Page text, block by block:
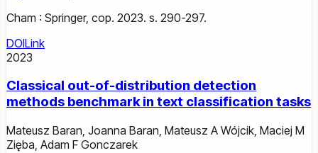
Cham : Springer, cop. 2023. s. 290-297.
DOILink
2023
Classical out-of-distribution detection
methods benchmark in text classification tasks
Mateusz Baran, Joanna Baran, Mateusz A Wójcik, Maciej M
Zięba, Adam F Gonczarek